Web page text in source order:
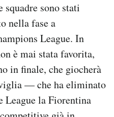
sono stati
nella fase a
League. In
è mai stata favorita,
in finale, che giocherà
— che ha eliminato
League la Fiorentina